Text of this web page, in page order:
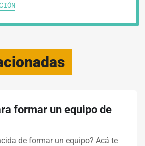
formar un equipo de
de formar un equipo? Acá te